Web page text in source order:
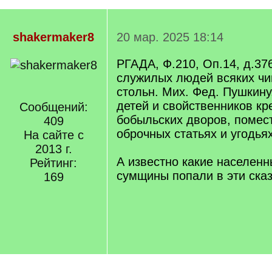
shakermaker8
Сообщений:
409
На сайте с
2013 г.
Рейтинг:
169
20 мар. 2025 18:14
РГАДА, Ф.210, Оп.14, д.376
служилых людей всяких
стольн. Мих. Фед.
детей и свойственников
бобыльских дворов,
оброчных статьях и
А известно какие
сумщины попали в эти